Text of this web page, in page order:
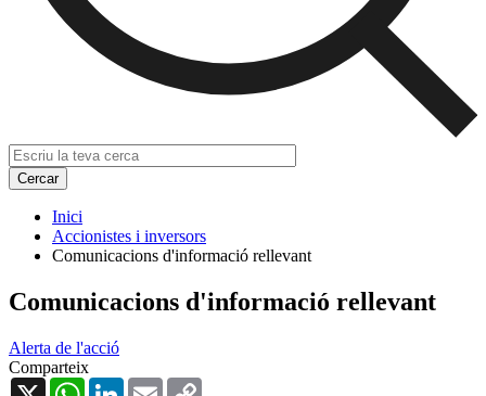
Inici
Accionistes i inversors
Comunicacions d'informació rellevant
Comunicacions d'informació rellevant
Alerta de l'acció
Comparteix
X
WhatsAppLinkedInEmail